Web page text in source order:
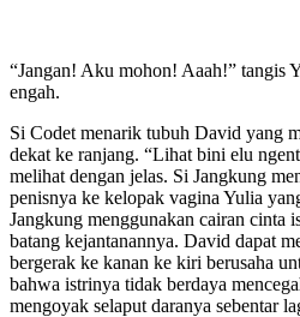
“Jangan! Aku mohon! Aaah!” tangis
engah.
Si Codet menarik tubuh David yang
dekat ke ranjang. “Lihat bini elu
melihat dengan jelas. Si Jangkung
penisnya ke kelopak vagina Yulia
Jangkung menggunakan cairan cinta
batang kejantanannya. David dapat
bergerak ke kanan ke kiri berusaha
bahwa istrinya tidak berdaya
mengoyak selaput daranya sebentar